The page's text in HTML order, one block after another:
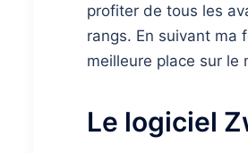
profiter de tous les
rangs. En suivant ma
meilleure place sur le
Le logiciel